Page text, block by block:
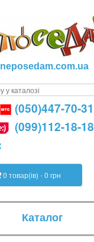
neposedam.com.ua
(050)447-70-31
(099)112-18-18
0 товар(ів) - 0 грн
Каталог